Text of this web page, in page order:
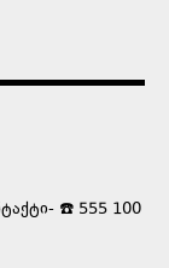
☎️ 555 100